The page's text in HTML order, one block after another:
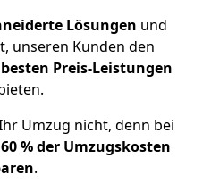
Lösungen und
unseren Kunden den
besten Preis-Leistungen
Umzug nicht, denn bei
60 % der Umzugskosten
.